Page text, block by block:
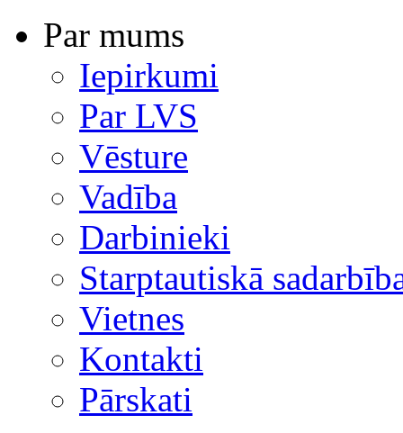
Par mums
Iepirkumi
Par LVS
Vēsture
Vadība
Darbinieki
Starptautiskā
Vietnes
Kontakti
Pārskati